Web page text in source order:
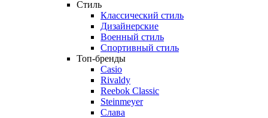
Стиль
Классический стиль
Дизайнерские
Военный стиль
Спортивный стиль
Топ-бренды
Casio
Rivaldy
Reebok Classic
Steinmeyer
Слава